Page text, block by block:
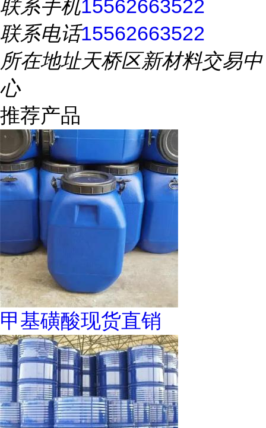
联系手机15562663522
联系电话15562663522
所在地址天桥区新材料交易中
心
推荐产品
甲基磺酸现货直销